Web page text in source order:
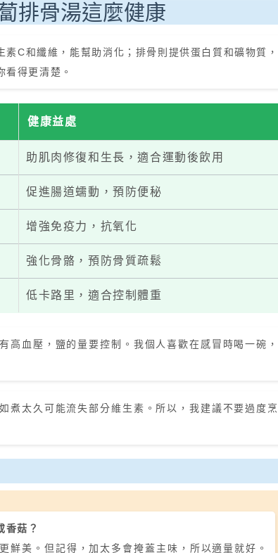
排骨湯這麼健康
C和纖維，能幫助消化；排骨則提供蛋白質和礦物質，
得更清楚。
健康益處
助肌肉修復和生長，適合運動後飲用
促進腸道蠕動，預防便秘
增強免疫力，抗氧化
強化骨骼，預防骨質疏鬆
低卡路里，適合控制體重
高血壓，鹽的量要控制。我個人喜歡在感冒時喝一碗，
煮太久可能流失部分維生素。所以，我建議不要過度烹
香菇？
鮮美。但記得，加太多會掩蓋主味，所以適量就好。